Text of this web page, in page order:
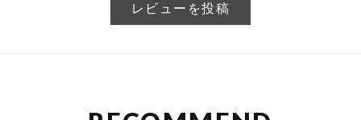
レビューを投稿